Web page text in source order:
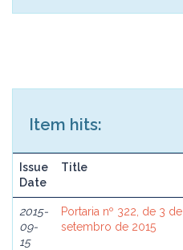
Item hits:
Issue
Date
Title
2015-
09-
15
Portaria nº 322, de 3 de
setembro de 2015